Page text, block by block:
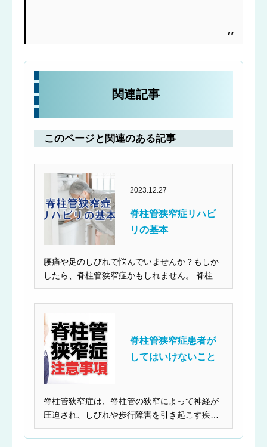
関連記事
このページと関連のある記事
2023.12.27
脊柱管狭窄症リハビ
リの基本
腰痛や足のしびれで悩んでいませんか？もしか
したら、脊柱管狭窄症かもしれません。 脊柱管
が狭くなり、神...
脊柱管狭窄症患者が
してはいけないこと
脊柱管狭窄症は、脊柱管の狭窄によって神経が
圧迫され、しびれや歩行障害を引き起こす疾患
です。特に頸部や腰部での発症が多く、悪化を